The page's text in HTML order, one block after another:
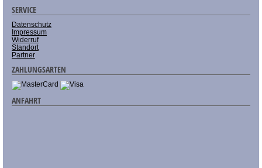
SERVICE
Datenschutz
Impressum
Widerruf
Standort
Partner
ZAHLUNGSARTEN
ANFAHRT